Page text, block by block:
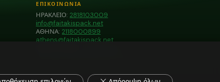
ΕΠΙΚΟΙΝΩΝΙΑ
ΗΡΑΚΛΕΙΟ: 2818103009
info@faitakispack.net
ΑΘΗΝΑ: 2118000899
athens@faitakispack.net